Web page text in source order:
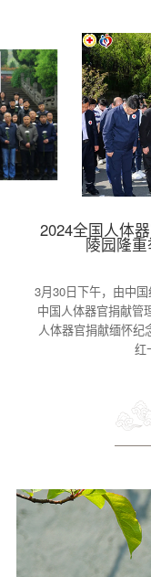
2024全国人体
陵园隆
3月30日下午，由中
中国人体器官捐献管
人体器官捐献缅怀纪
红